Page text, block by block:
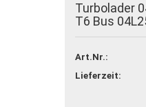
Turbolader
T6 Bus
Art.Nr.:
Lieferzeit: